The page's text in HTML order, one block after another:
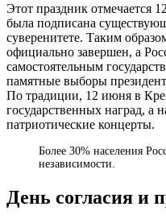
Этот праздник отмечается
была подписана
суверенитете. Таким
официально завершен, а
самостоятельным
памятные выборы
По традиции, 12 июня в
государственных наград, а
патриотические концерты.
Более 30% населения
независимости.
День согласия и